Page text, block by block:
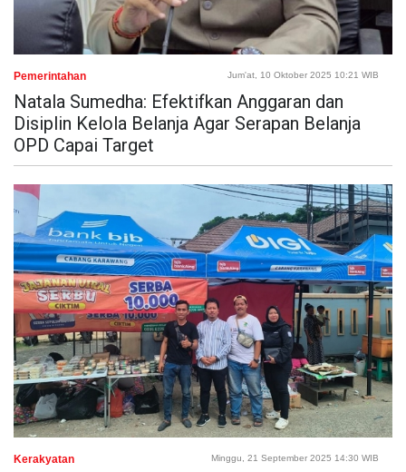
Pemerintahan Jum'at, 10 Oktober 2025 10:21 WIB
Natala Sumedha: Efektifkan Anggaran dan
Disiplin Kelola Belanja Agar Serapan Belanja
OPD Capai Target
Kerakyatan Minggu, 21 September 2025 14:30 WIB